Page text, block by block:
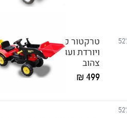
טרקטור פדלים לילדים עם
צהוב
499 ₪